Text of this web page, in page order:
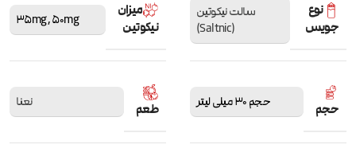
نوع
جویس
سالت نیکوتین
(Saltnic)
میزان
نیکوتین
35mg,50mg
حجم حجم 30 میلی لیتر طعم نعنا